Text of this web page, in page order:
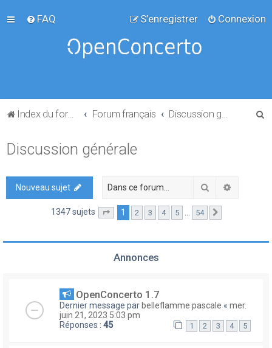
FAQ Connexion
S’enregistrer
Index du forum Forum français
Discussion générale
Nouveau sujet Rechercher
1347 sujets Page sur54
1 2 3 4 5 … 54
Annonces
OpenConcerto 1.7
Dernier message par belleflamme pascale « mer.
juin 21, 2023 5:03 pm
Réponses : 45 1 2 3 4 5